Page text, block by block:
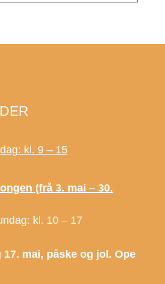
kl. 9 – 15
(frå 3. mai – 30.
kl. 10 – 17
17. mai, påske og jol. Ope